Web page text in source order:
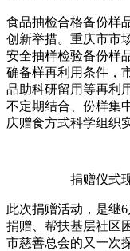
食品抽检合格备份样
创新举措。重庆市市
安全抽样检验备份样
确备样再利用条件，
品助科研留用等再利
不定期结合、份样集
庆赠食方式科学组织
捐赠仪式
此次捐赠活动，是继
捐赠、帮扶基层社区
市慈善总会的又一次